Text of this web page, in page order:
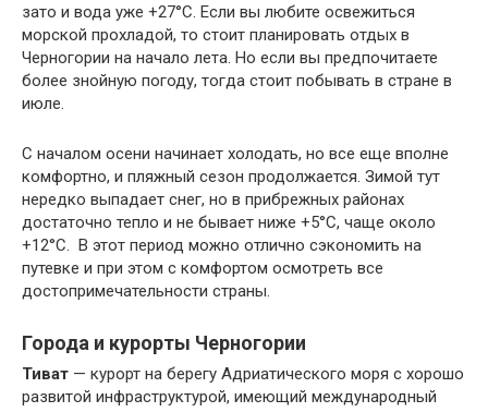
зато и вода уже +27°С. Если вы любите освежиться
морской прохладой, то стоит планировать отдых в
Черногории на начало лета. Но если вы предпочитаете
более знойную погоду, тогда стоит побывать в стране в
июле.
С началом осени начинает холодать, но все еще вполне
комфортно, и пляжный сезон продолжается. Зимой тут
нередко выпадает снег, но в прибрежных районах
достаточно тепло и не бывает ниже +5°С, чаще около
+12°С. В этот период можно отлично сэкономить на
путевке и при этом с комфортом осмотреть все
достопримечательности страны.
Города и курорты Черногории
Тиват — курорт на берегу Адриатического моря с хорошо
развитой инфраструктурой, имеющий международный